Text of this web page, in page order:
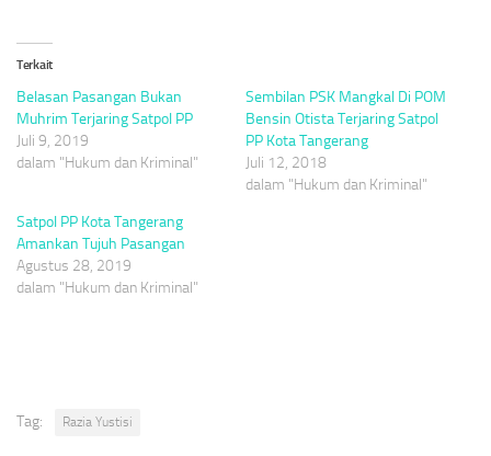
Terkait
Belasan Pasangan Bukan
Muhrim Terjaring Satpol PP
Juli 9, 2019
dalam "Hukum dan Kriminal"
Sembilan PSK Mangkal Di POM
Bensin Otista Terjaring Satpol
PP Kota Tangerang
Juli 12, 2018
dalam "Hukum dan Kriminal"
Satpol PP Kota Tangerang
Amankan Tujuh Pasangan
Agustus 28, 2019
dalam "Hukum dan Kriminal"
Tag: Razia Yustisi